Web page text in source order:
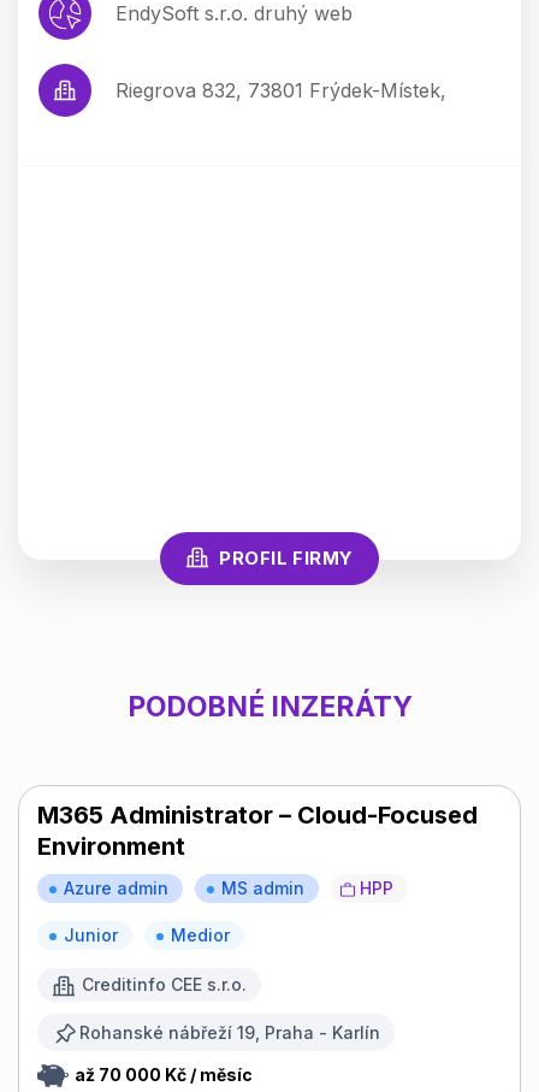
EndySoft s.r.o. druhý web
Riegrova 832, 73801 Frýdek-Místek,
PROFIL FIRMY
PODOBNÉ INZERÁTY
M365 Administrator – Cloud-Focused
Environment
Azure admin MS admin HPP
Junior Medior
Creditinfo CEE s.r.o.
Rohanské nábřeží 19, Praha - Karlín
až 70 000 Kč / měsíc